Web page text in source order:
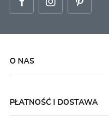
O NAS
PŁATNOŚĆ I DOSTAWA